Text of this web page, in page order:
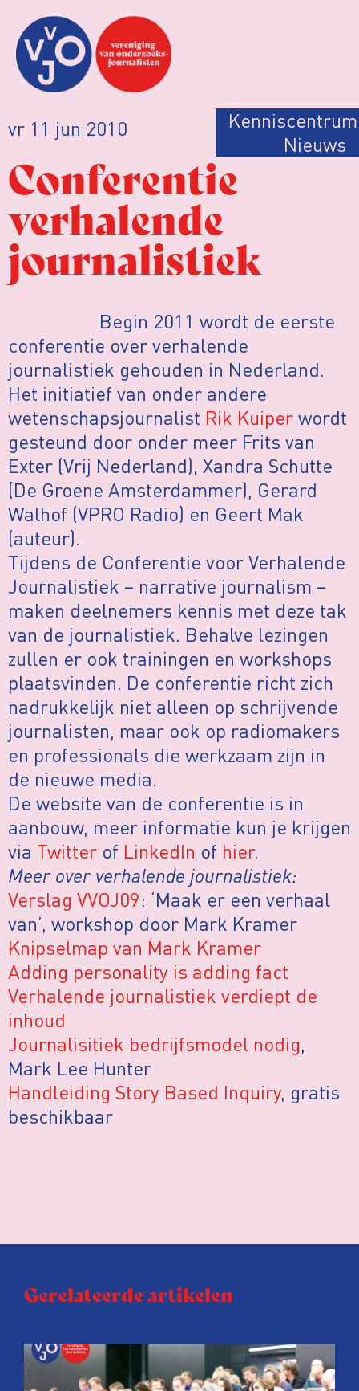
vr 11 jun 2010 Kenniscentrum
Nieuws
Conferentie
verhalende
journalistiek
Begin 2011 wordt de eerste
conferentie over verhalende
journalistiek gehouden in Nederland.
Het initiatief van onder andere
wetenschapsjournalist Rik Kuiperwordt
gesteund door onder meer Frits van
Exter (Vrij Nederland), Xandra Schutte
(De Groene Amsterdammer), Gerard
Walhof (VPRO Radio) en Geert Mak
(auteur).
Tijdens de Conferentie voor Verhalende
Journalistiek – narrative journalism –
maken deelnemers kennis met deze tak
van de journalistiek. Behalve lezingen
zullen er ook trainingen en workshops
plaatsvinden. De conferentie richt zich
nadrukkelijk niet alleen op schrijvende
journalisten, maar ook op radiomakers
en professionals die werkzaam zijn in
de nieuwe media.
De website van de conferentie is in
aanbouw, meer informatie kun je krijgen
via Twitter of LinkedIn of hier.
Meer over verhalende journalistiek:
Verslag VVOJ09: ‘Maak er een verhaal
van’, workshop door Mark Kramer
Knipselmap van Mark Kramer
Adding personality is adding fact
Verhalende journalistiek verdiept de
inhoud
Journalisitiek bedrijfsmodel nodig,
Mark Lee Hunter
Handleiding Story Based Inquiry, gratis
beschikbaar
Gerelateerde artikelen